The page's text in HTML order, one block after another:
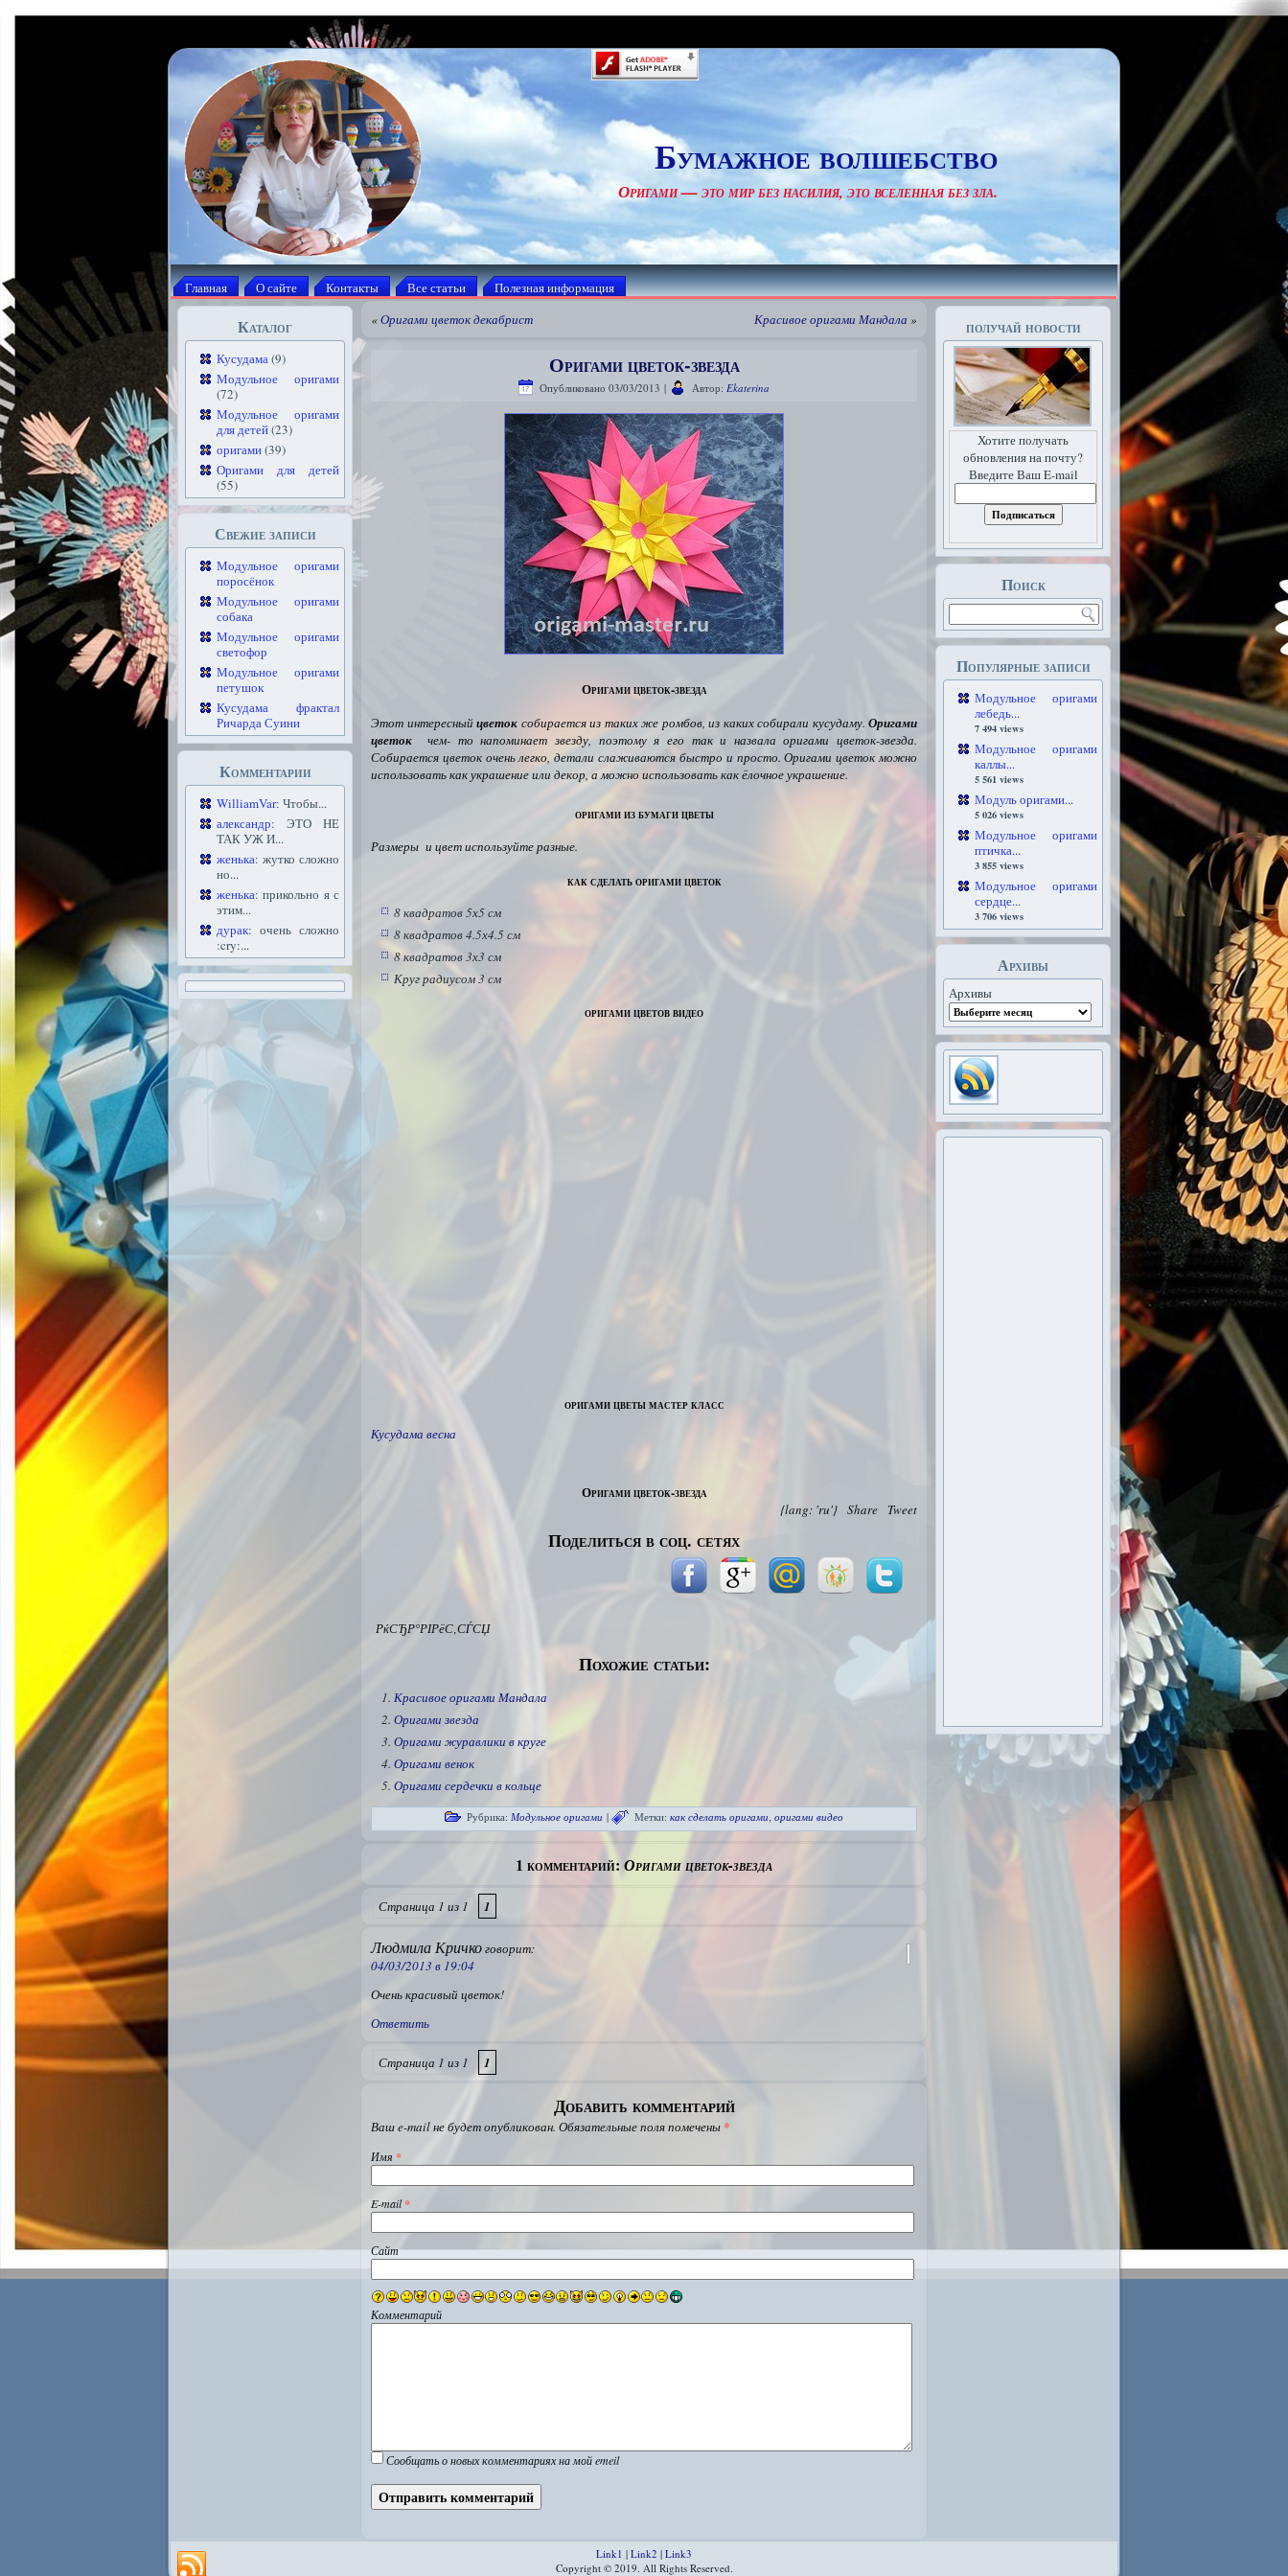
Бумажное волшебство
Оригами — это мир без насилия, это вселенная без зла.
Главная О сайте Контакты Все статьи Полезная информация
Каталог
Кусудама(9)
Модульное оригами
(72)
Модульное оригами
для детей(23)
оригами(39)
Оригами для детей
(55)
Свежие записи
Модульное оригами
поросёнок
Модульное оригами
собака
Модульное оригами
светофор
Модульное оригами
петушок
Кусудама фрактал
Ричарда Суини
Комментарии
WilliamVar: Чтобы...
александр: ЭТО НЕ
ТАК УЖ И...
женька: жутко сложно
но...
женька: прикольно я с
этим...
дурак: очень сложно
:cry:...
«Оригами цветок декабрист Красивое оригами Мандала »
Оригами цветок-звезда
Опубликовано 03/03/2013 | Автор: Ekaterina
Оригами цветок-звезда
Этот интересныйцветок собирается из таких же ромбов, из каких собирали кусудаму. Оригами
цветок чем- то напоминает звезду, поэтому я его так и назвала оригами цветок-звезда.
Собирается цветок очень легко, детали слаживаются быстро и просто. Оригами цветок можно
использовать как украшение или декор, а можно использовать как ёлочное украшение.
оригами из бумаги цветы
Размеры и цвет используйте разные.
как сделать оригами цветок
8 квадратов 5х5 см
8 квадратов 4.5х4.5 см
8 квадратов 3х3 см
Круг радиусом 3 см
оригами цветов видео
оригами цветы мастер класс
Кусудама весна
Оригами цветок-звезда
Tweet
Share
{lang: 'ru'}
Поделиться в соц. сетях
РќСЂР°РІРёС‚СЃСЏ
Похожие статьи:
Красивое оригами Мандала
Оригами звезда
Оригами журавлики в круге
Оригами венок
Оригами сердечки в кольце
Рубрика: Модульное оригами | Метки: как сделать оригами, оригами видео
1 комментарий: Оригами цветок-звезда
Страница 1 из 1 1
Людмила Кричкоговорит:
04/03/2013 в 19:04
Очень красивый цветок!
Ответить
Страница 1 из 1 1
Добавить комментарий
Ваш e-mail не будет опубликован. Обязательные поля помечены *
Имя *
E-mail*
Сайт
Комментарий
Сообщать о новых комментариях на мой emeil
получай новости
Хотите получать
обновления на почту?
Введите Ваш E-mail
Поиск
Популярные записи
Модульное оригами
лебедь...
7 494 views
Модульное оригами
каллы...
5 561 views
Модуль оригами...
5 026 views
Модульное оригами
птичка...
3 855 views
Модульное оригами
сердце...
3 706 views
Архивы
Архивы
Link1 | Link2 | Link3
Copyright © 2019. All Rights Reserved.